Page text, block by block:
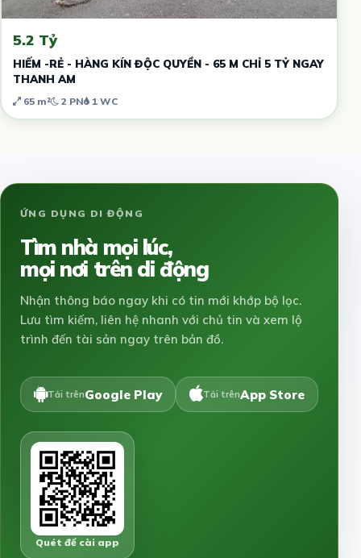
5.2 Tỷ
HIẾM -RẺ - HÀNG KÍN ĐỘC QUYỀN - 65 M CHỈ 5 TỶ NGAY
THANH AM
65 m² 2 PN 1 WC
ỨNG DỤNG DI ĐỘNG
Tìm nhà mọi lúc,
mọi nơi trên di động
Nhận thông báo ngay khi có tin mới khớp bộ lọc.
Lưu tìm kiếm, liên hệ nhanh với chủ tin và xem lộ
trình đến tài sản ngay trên bản đồ.
Tải trênGoogle Play Tải trênApp Store
Quét để cài app